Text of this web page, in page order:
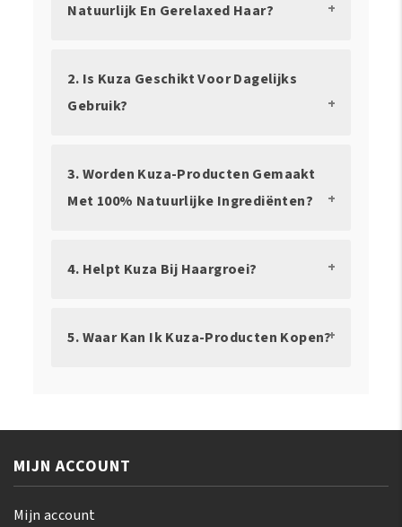
Natuurlijk En Gerelaxed Haar?
2. Is Kuza Geschikt Voor Dagelijks
Gebruik?
3. Worden Kuza-Producten Gemaakt
Met 100% Natuurlijke Ingrediënten?
4. Helpt Kuza Bij Haargroei?
5. Waar Kan Ik Kuza-Producten Kopen?
MIJN ACCOUNT
Mijn account